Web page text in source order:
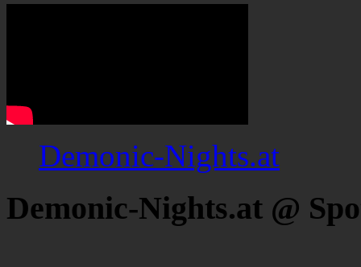
Demonic-Nights.at
Demonic-Nights.at @